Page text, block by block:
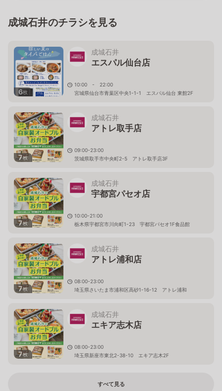
成城石井のチラシを見る
6枚
成城石井
エスパル仙台店
10:00 - 22:00
宮城県仙台市青葉区中央1-1-1 エスパル仙台 東館2F
7枚
成城石井
アトレ取手店
09:00-23:00
茨城県取手市中央町2-5 アトレ取手店3F
7枚
成城石井
宇都宮パセオ店
10:00-21:00
栃木県宇都宮市川向町1-23 宇都宮パセオ1F食品館
7枚
成城石井
アトレ浦和店
08:00-23:00
埼玉県さいたま市浦和区高砂1-16-12 アトレ浦和
7枚
成城石井
エキア志木店
08:00-23:00
埼玉県新座市東北2-38-10 エキア志木2F
すべて見る